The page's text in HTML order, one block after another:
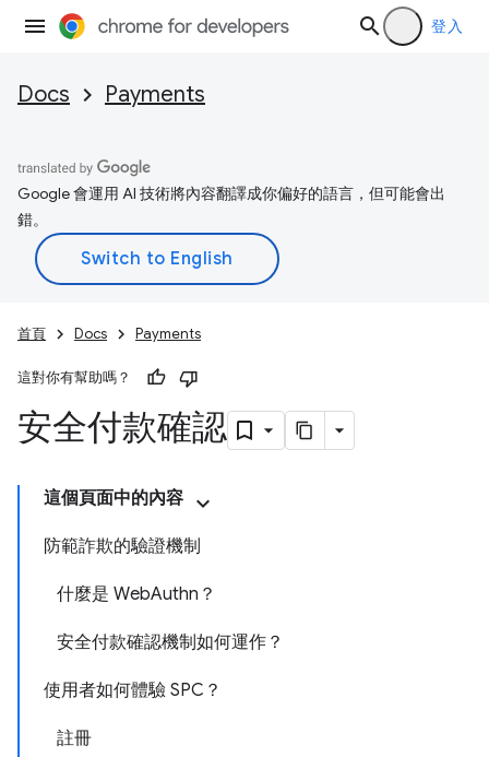
登入
Docs Payments
Google 會運用 AI 技術將內容翻譯成你偏好的語言，但可能會出
錯。
首頁 Docs Payments
這對你有幫助嗎？
安全付款確認
這個頁面中的內容
防範詐欺的驗證機制
什麼是 WebAuthn？
安全付款確認機制如何運作？
使用者如何體驗 SPC？
註冊